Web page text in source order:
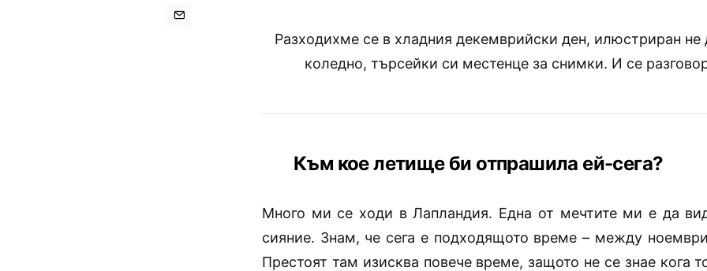
Разходихме се в хладния декемврийски ден, илюстриран не
коледно, търсейки си местенце за снимки. И се
Към кое летище би отпрашила ей-сега?
Много ми се ходи в Лапландия. Една от мечтите ми е да
сияние. Знам, че сега е подходящото време – между
Престоят там изисква повече време, защото не се знае кога